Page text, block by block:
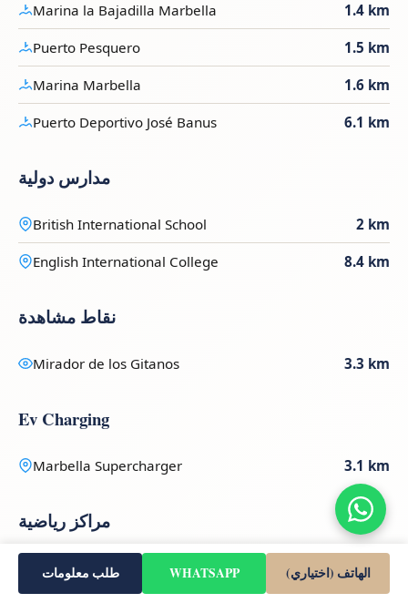
Marina la Bajadilla Marbella 1.4 km
Puerto Pesquero 1.5 km
Marina Marbella 1.6 km
Puerto Deportivo José Banus 6.1 km
مدارس دولية
British International School 2 km
English International College 8.4 km
نقاط مشاهدة
Mirador de los Gitanos 3.3 km
Ev Charging
Marbella Supercharger 3.1 km
مراكز رياضية
Polideportivo Francisco Norte 0.1 km طلب معلومات WHATSAPP الهاتف (اختياري)